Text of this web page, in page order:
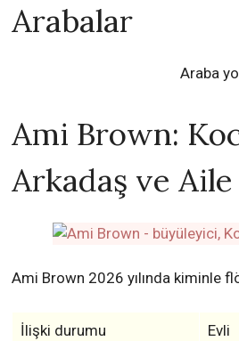
Arabalar
Araba
Ami Brown:
Arkadaş ve Aile
Ami Brown 2026 yılında kiminle
İlişki durumu Evli